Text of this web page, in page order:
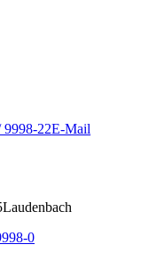
9998-22E-Mail
Laudenbach
0